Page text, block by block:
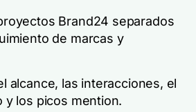
Brand24 separados
de marcas y
alcance, las interacciones, el
y los picos mention.